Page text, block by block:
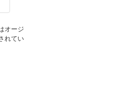
オージ
れてい